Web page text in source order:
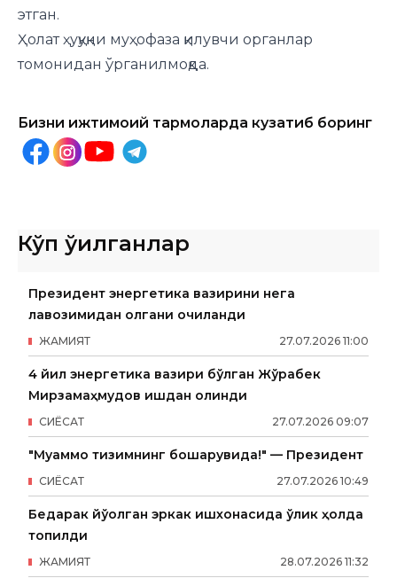
этган.
Ҳолат ҳуқуқни муҳофаза қилувчи органлар
томонидан ўрганилмоқда.
Бизни ижтимоий тармоқларда кузатиб боринг
Кўп ўқилганлар
Президент энергетика вазирини нега
лавозимидан олгани очиқланди
27.07.2026 11:00
ЖАМИЯТ
4 йил энергетика вазири бўлган Жўрабек
Мирзамаҳмудов ишдан олинди
27.07.2026 09:07
СИËСАТ
"Муаммо тизимнинг бошқарувида!" — Президент
27.07.2026 10:49
СИËСАТ
Бедарак йўқолган эркак ишхонасида ўлик ҳолда
топилди
28.07.2026 11:32
ЖАМИЯТ